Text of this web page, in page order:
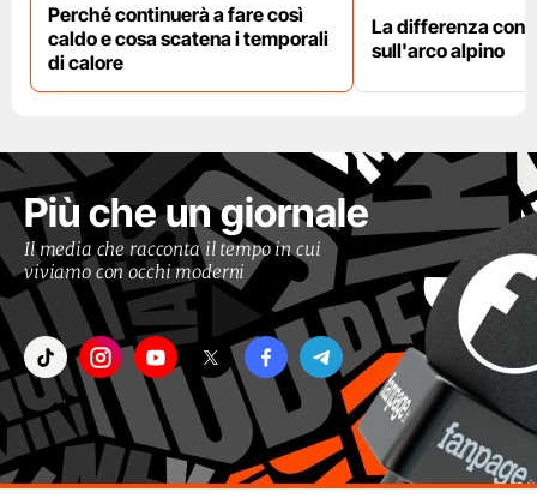
Perché continuerà a fare così
caldo e cosa scatena i temporali
di calore
La differenza con
sull'arco alpino
Più che un giornale
Il media che racconta il tempo in cui
viviamo con occhi moderni